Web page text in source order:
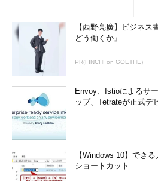
【西野亮廣】ビジネ
どう働くか』
PR(FINCHI on GOETHE)
Envoy、Istioによるサ
ップ、Tetrateが正式デ
【Windows 10】でき
ショートカット